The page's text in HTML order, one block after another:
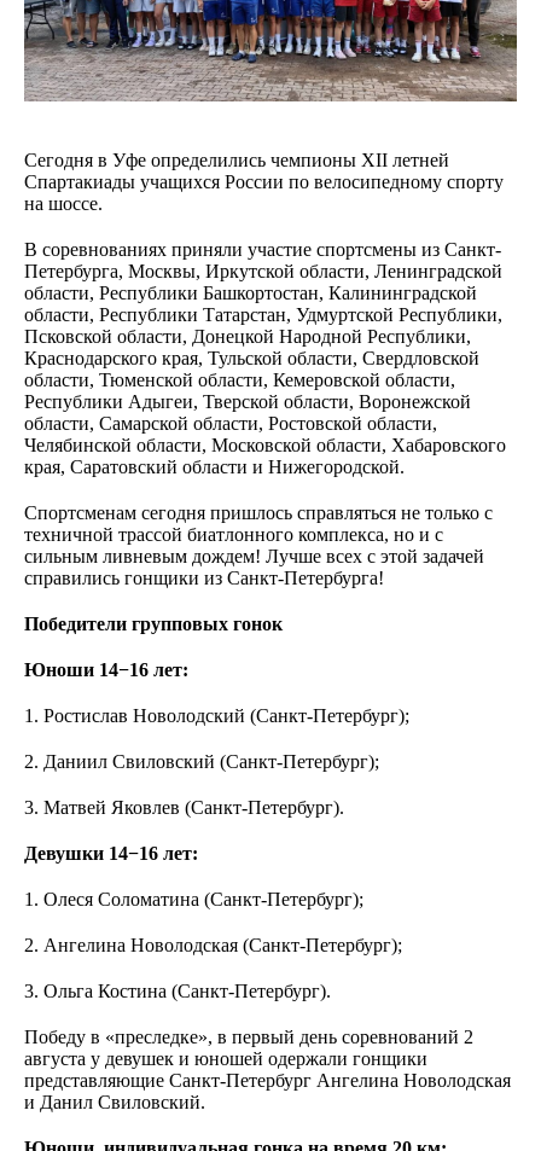
Сегодня в Уфе определились чемпионы XII летней
Спартакиады учащихся России по велосипедному спорту
на шоссе.
В соревнованиях приняли участие спортсмены из Санкт-
Петербурга, Москвы, Иркутской области, Ленинградской
области, Республики Башкортостан, Калининградской
области, Республики Татарстан, Удмуртской Республики,
Псковской области, Донецкой Народной Республики,
Краснодарского края, Тульской области, Свердловской
области, Тюменской области, Кемеровской области,
Республики Адыгеи, Тверской области, Воронежской
области, Самарской области, Ростовской области,
Челябинской области, Московской области, Хабаровского
края, Саратовский области и Нижегородской.
Спортсменам сегодня пришлось справляться не только с
техничной трассой биатлонного комплекса, но и с
сильным ливневым дождем! Лучше всех с этой задачей
справились гонщики из Санкт-Петербурга!
Победители групповых гонок
Юноши 14−16 лет:
1. Ростислав Новолодский (Санкт-Петербург);
2. Даниил Свиловский (Санкт-Петербург);
3. Матвей Яковлев (Санкт-Петербург).
Девушки 14−16 лет:
1. Олеся Соломатина (Санкт-Петербург);
2. Ангелина Новолодская (Санкт-Петербург);
3. Ольга Костина (Санкт-Петербург).
Победу в «преследке», в первый день соревнований 2
августа у девушек и юношей одержали гонщики
представляющие Санкт-Петербург Ангелина Новолодская
и Данил Свиловский.